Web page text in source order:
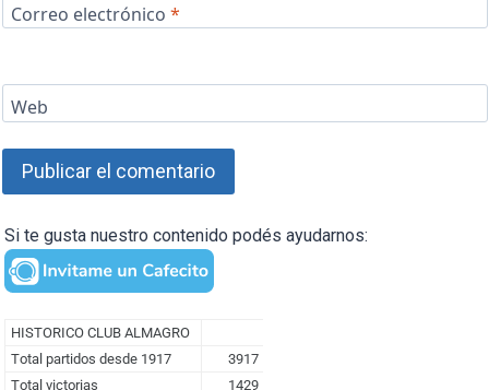
Correo electrónico *
Web
Si te gusta nuestro contenido podés ayudarnos: